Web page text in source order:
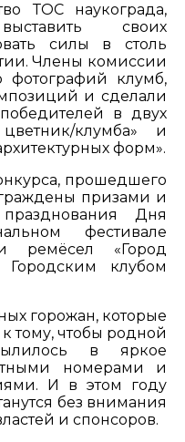
ТОС наукограда,
своих
силы в столь
Члены комиссии
фотографий клумб,
и сделали
в двух
клумба» и
форм».
прошедшего
призами и
Дня
фестивале
ремёсел «Город
Городским клубом
горожан, которые
тому, чтобы родной
в яркое
номерами и
И в этом году
без внимания
и спонсоров.